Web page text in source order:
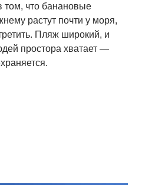
том, что банановые
растут почти у моря,
Пляж широкий, и
простора хватает —